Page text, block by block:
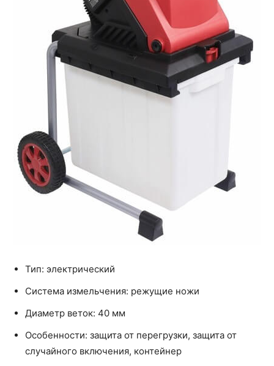
Тип: электрический
Система измельчения: режущие ножи
Диаметр веток: 40 мм
Особенности: защита от перегрузки, защита от
случайного включения, контейнер